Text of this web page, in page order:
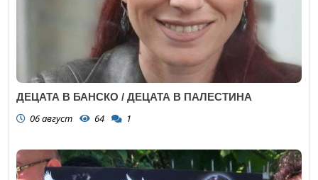
ДЕЦАТА В БАНСКО / ДЕЦАТА В ПАЛЕСТИНА
06 август 64 1